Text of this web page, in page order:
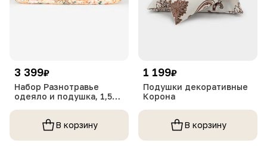
3 399₽
Набор Разнотравье
одеяло и подушка, 1,5
В корзину
1 199₽
Подушки декоративные
Корона
В корзину